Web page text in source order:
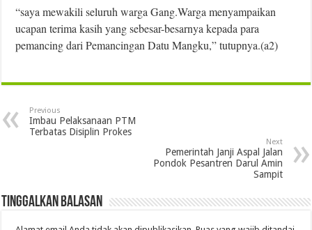
“saya mewakili seluruh warga Gang.Warga menyampaikan
ucapan terima kasih yang sebesar-besarnya kepada para
pemancing dari Pemancingan Datu Mangku,” tutupnya.(a2)
Previous
Imbau Pelaksanaan PTM
Terbatas Disiplin Prokes
Next
Pemerintah Janji Aspal Jalan
Pondok Pesantren Darul Amin
Sampit
Tinggalkan Balasan